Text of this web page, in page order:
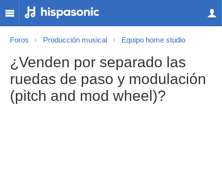
Foros Producción musical Equipo home studio
¿Venden por separado las
ruedas de paso y modulación
(pitch and mod wheel)?